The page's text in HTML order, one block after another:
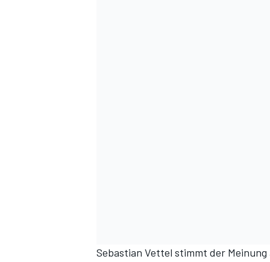
Sebastian Vettel stimmt der